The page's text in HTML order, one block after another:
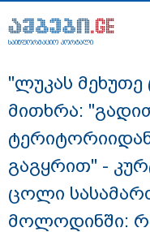
საინფორმაციო პორტალი
საინფორმაციო პორტალი
"ლუკას
მითხრა:
გაგყრით" -
ცოლი
მოლოდინში: